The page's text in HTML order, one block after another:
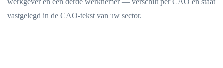
werkgever en een derde werknemer — verschilt per CAO en staat
vastgelegd in de CAO-tekst van uw sector.